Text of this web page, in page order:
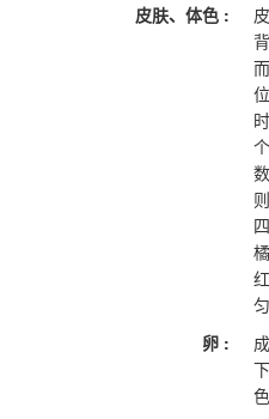
皮肤、体色 :
卵 :